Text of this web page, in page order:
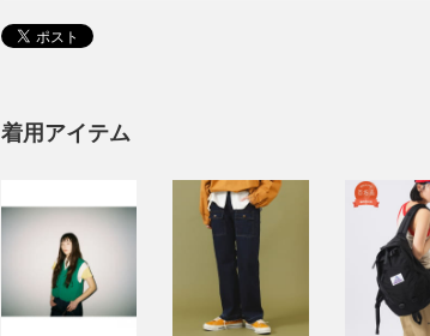
着用アイテム